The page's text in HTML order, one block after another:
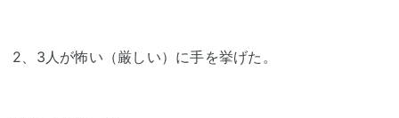
2、3人が怖い（厳しい）に手を挙げた。